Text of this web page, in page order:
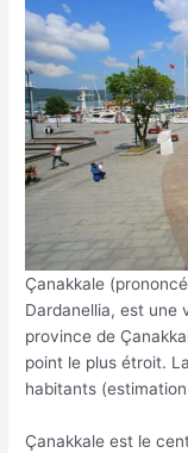
Çanakkale
Dardanellia, est une
province de
point le plus étroit.
habitants
Çanakkale est le